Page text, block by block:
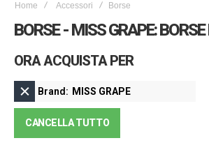
Home Accessori Borse
BORSE - MISS GRAPE:
ORA ACQUISTA PER
Brand MISS GRAPE
CANCELLA TUTTO